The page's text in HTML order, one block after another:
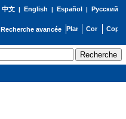
中文| English | Español | Русский
Recherche avancée